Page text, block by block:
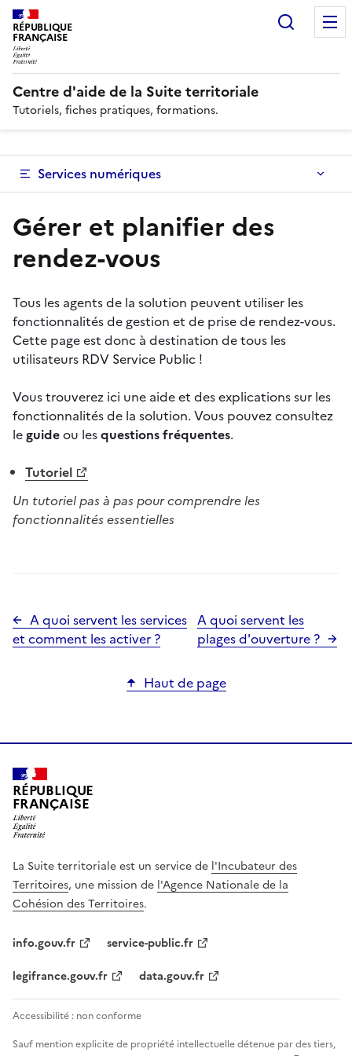
RÉPUBLIQUE
FRANÇAISE
Centre d'aide de la Suite territoriale
Tutoriels, fiches pratiques, formations.
Services numériques
Gérer et planifier des
rendez-vous
Tous les agents de la solution peuvent utiliser les
fonctionnalités de gestion et de prise de rendez-vous.
Cette page est donc à destination de tous les
utilisateurs RDV Service Public !
Vous trouverez ici une aide et des explications sur les
fonctionnalités de la solution. Vous pouvez consultez
leguideou lesquestions fréquentes.
Tutoriel
Un tutoriel pas à pas pour comprendre les
fonctionnalités essentielles
A quoi servent les services
et comment les activer ?
A quoi servent les
plages d'ouverture ?
Haut de page
RÉPUBLIQUE
FRANÇAISE
La Suite territoriale est un service de l'Incubateur des
Territoires, une mission de l'Agence Nationale de la
Cohésion des Territoires.
info.gouv.fr
service-public.fr
legifrance.gouv.fr
data.gouv.fr
Accessibilité : non conforme
Sauf mention explicite de propriété intellectuelle détenue par des tiers,